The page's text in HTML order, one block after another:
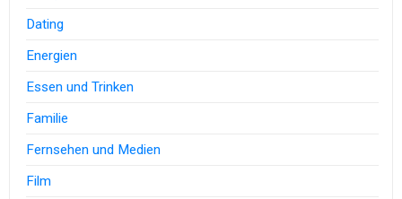
Dating
Energien
Essen und Trinken
Familie
Fernsehen und Medien
Film